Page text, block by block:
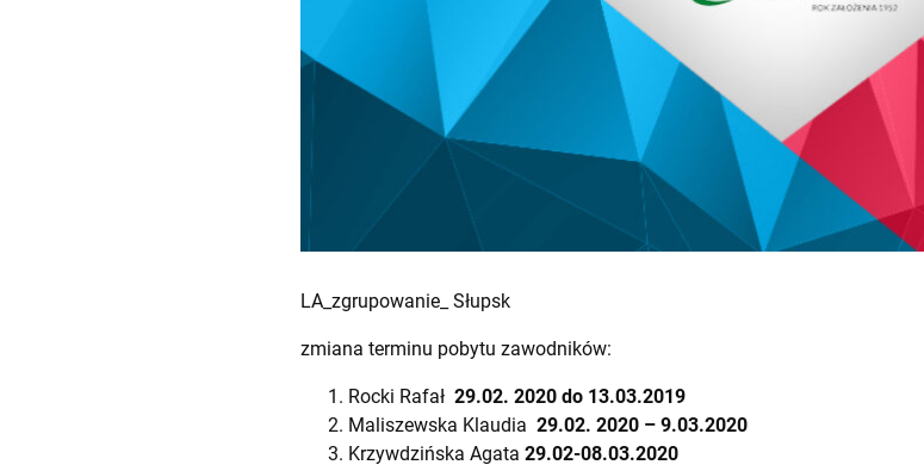
LA_zgrupowanie_ Słupsk
zmiana terminu pobytu zawodników:
Rocki Rafał 29.02. 2020 do 13.03.2019
Maliszewska Klaudia 29.02. 2020 – 9.03.2020
Krzywdzińska Agata 29.02-08.03.2020